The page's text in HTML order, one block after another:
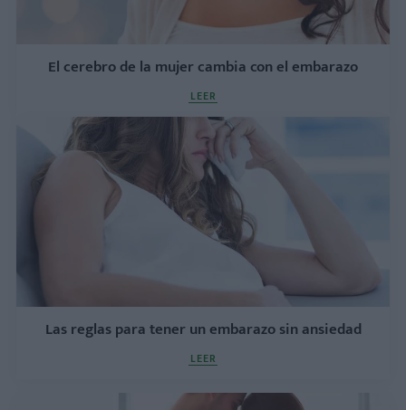
El cerebro de la mujer cambia con el embarazo
LEER
Las reglas para tener un embarazo sin ansiedad
LEER